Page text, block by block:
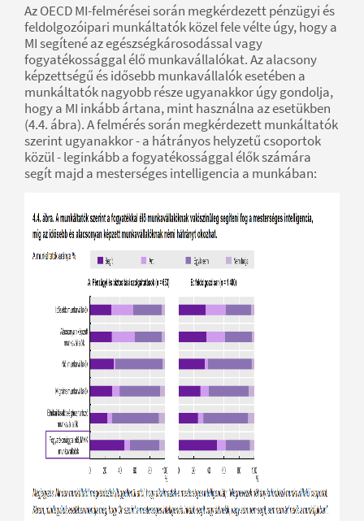
Az OECD MI-felmérései során megkérdezett pénzügyi és
feldolgozóipari munkáltatók közel fele vélte úgy, hogy a
MI segítené az egészségkárosodással vagy
fogyatékossággal élő munkavállalókat. Az alacsony
képzettségű és idősebb munkavállalók esetében a
munkáltatók nagyobb része ugyanakkor úgy gondolja,
hogy a MI inkább ártana, mint használna az esetükben
(4.4. ábra). A felmérés során megkérdezett munkáltatók
szerint ugyanakkor - a hátrányos helyzetű csoportok
közül - leginkább a fogyatékossággal élők számára
segít majd a mesterséges intelligencia a munkában: